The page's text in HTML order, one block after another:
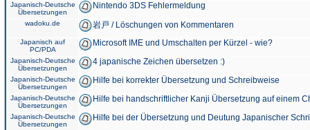
Japanisch-Deutsche
Übersetzungen
Nintendo 3DS Fehlermeldung
wadoku.de 岩戸 / Löschungen von Kommentaren
Japanisch auf
PC/PDA
Microsoft IME und Umschalten per Kürzel - wie?
Japanisch-Deutsche
Übersetzungen
4 japanische Zeichen übersetzen :)
Japanisch-Deutsche
Übersetzungen
Hilfe bei korrekter Übersetzung und Schreibweise
Japanisch-Deutsche
Übersetzungen
Hilfe bei handschriftlicher Kanji Übersetzung auf einem
Japanisch-Deutsche
Übersetzungen
Hilfe bei der Übersetzung und Deutung Japanischer